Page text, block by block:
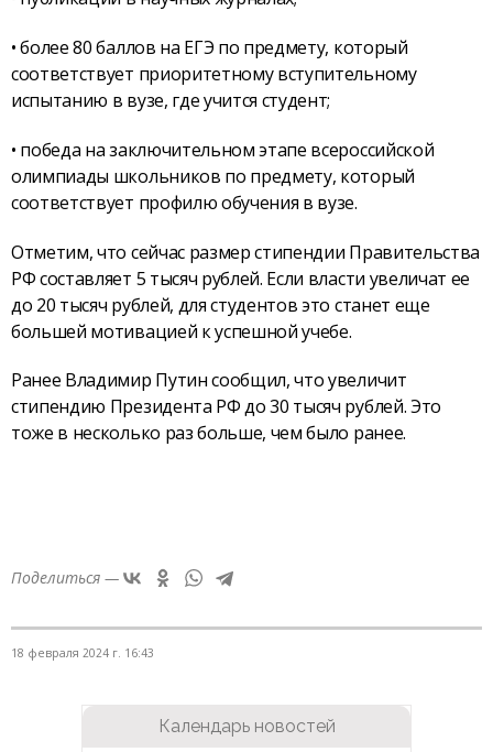
• более 80 баллов на ЕГЭ по предмету, который
соответствует приоритетному вступительному
испытанию в вузе, где учится студент;
• победа на заключительном этапе всероссийской
олимпиады школьников по предмету, который
соответствует профилю обучения в вузе.
Отметим, что сейчас размер стипендии Правительства
РФ составляет 5 тысяч рублей. Если власти увеличат ее
до 20 тысяч рублей, для студентов это станет еще
большей мотивацией к успешной учебе.
Ранее Владимир Путин сообщил, что увеличит
стипендию Президента РФ до 30 тысяч рублей. Это
тоже в несколько раз больше, чем было ранее.
Поделиться —
18 февраля 2024 г. 16:43
Календарь новостей